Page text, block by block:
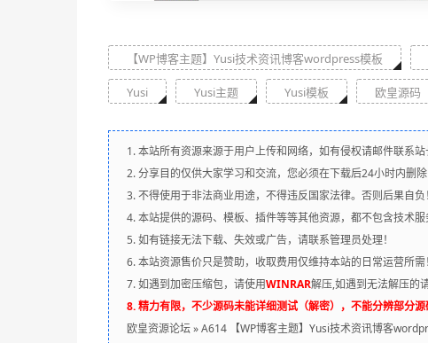
【WP博客主题】Yusi技术资讯博客wordpress模板
Yusi Yusi主题 Yusi模板 欧皇源码
1. 本站所有资源来源于用户上传和网络，如有侵权请邮件联系站
2. 分享目的仅供大家学习和交流，您必须在下载后24小时内删除
3. 不得使用于非法商业用途，不得违反国家法律。否则后果自负！
4. 本站提供的源码、模板、插件等等其他资源，都不包含技术服
5. 如有链接无法下载、失效或广告，请联系管理员处理！
6. 本站资源售价只是赞助，收取费用仅维持本站的日常运营所需！
7. 如遇到加密压缩包，请使用WINRAR解压,如遇到无法解压的
8. 精力有限，不少源码未能详细测试（解密），不能分辨部分
欧皇资源论坛»A614 【WP博客主题】Yusi技术资讯博客